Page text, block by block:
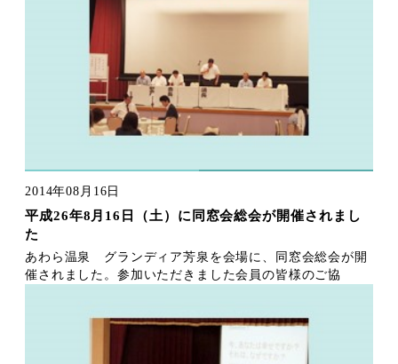
2014年08月16日
平成26年8月16日（土）に同窓会総会が開催されまし
た
あわら温泉 グランディア芳泉を会場に、同窓会総会が開
催されました。参加いただきました会員の皆様のご協